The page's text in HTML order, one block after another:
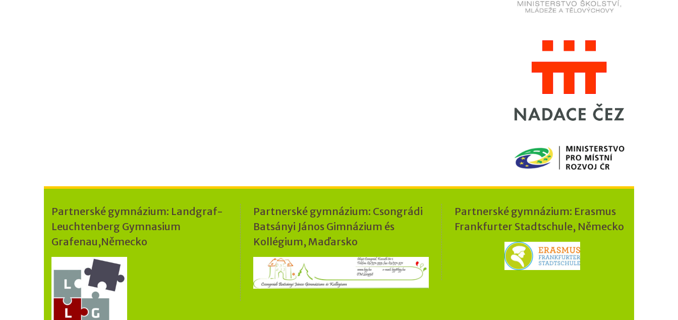
Partnerské gymnázium: Landgraf-
Leuchtenberg Gymnasium
Grafenau,Německo
Partnerské gymnázium: Csongrádi
Batsányi János Gimnázium és
Kollégium, Maďarsko
Partnerské gymnázium: Erasmus
Frankfurter Stadtschule, Německo